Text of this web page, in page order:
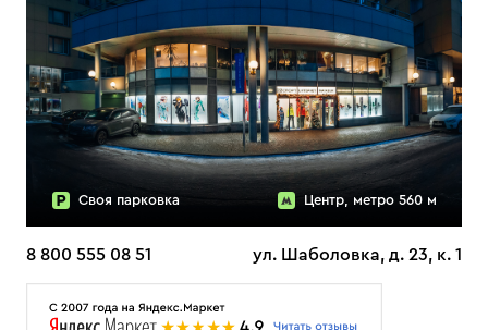
Своя парковка Центр, метро 560 м
8 800 555 08 51 ул. Шаболовка, д. 23, к. 1